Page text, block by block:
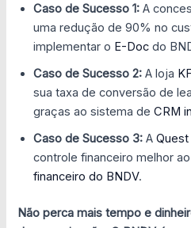
Caso de Sucesso 1: A
uma redução de 90% no
implementar o E-Doc do
Caso de Sucesso 2: A loja
sua taxa de conversão de
graças ao sistema deCRM
Caso de Sucesso 3: A
controle financeiro melhor
financeiro do BNDV.
Não perca mais tempo e